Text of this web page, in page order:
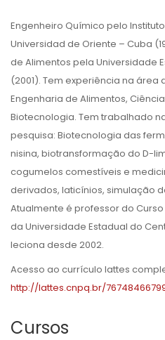
Engenheiro Químico pelo
Universidad de Oriente – Cuba
de Alimentos pela Universidade
(2001). Tem experiência na área
Engenharia de Alimentos,
Biotecnologia. Tem trabalhado
pesquisa: Biotecnologia das
nisina, biotransformação do D-
cogumelos comestíveis e
derivados, laticínios, simulação
Atualmente é professor do
da Universidade Estadual do
leciona desde 2002.
Acesso ao currículo lattes
http://lattes.cnpq.br/
Cursos